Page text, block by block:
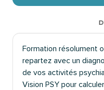
Formation résolument
repartez avec un
de vos activités
Vision PSY pour